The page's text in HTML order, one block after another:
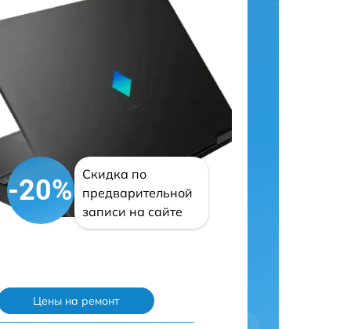
-20%
Скидка по
предварительной
записи на сайте
Цены на ремонт